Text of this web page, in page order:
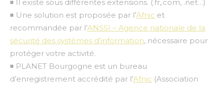
◾ Il existe sous différentes extensions. (.fr,.com, .net…)
◾ Une solution est proposée par l’Afnic et
recommandée par l’ANSSI – Agence nationale de la
sécurité des systèmes d’information, nécessaire pour
protéger votre activité.
◾ PLANET Bourgogne est un bureau
d’enregistrement accrédité par l’Afnic (Association